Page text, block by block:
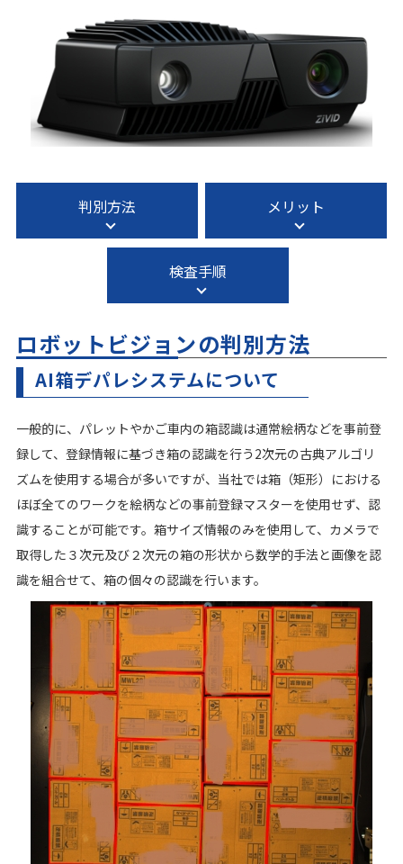
判別方法 メリット
検査手順
ロボットビジョンの判別方法
AI箱デパレシステムについて
一般的に、パレットやかご車内の箱認識は通常絵柄などを事前登
録して、登録情報に基づき箱の認識を行う2次元の古典アルゴリ
ズムを使用する場合が多いですが、当社では箱（矩形）における
ほぼ全てのワークを絵柄などの事前登録マスターを使用せず、認
識することが可能です。箱サイズ情報のみを使用して、カメラで
取得した３次元及び２次元の箱の形状から数学的手法と画像を認
識を組合せて、箱の個々の認識を行います。